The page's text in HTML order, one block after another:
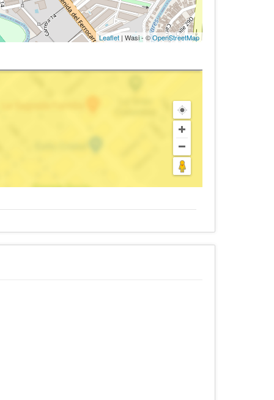
Leaflet| Wasi - ©OpenStreetMap